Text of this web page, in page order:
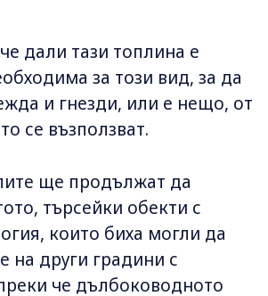
дали тази топлина е
за този вид, за да
и гнезди, или е нещо, от
се възползват.
ще продължат да
търсейки обекти с
които биха могли да
на други градини с
че дълбоководното